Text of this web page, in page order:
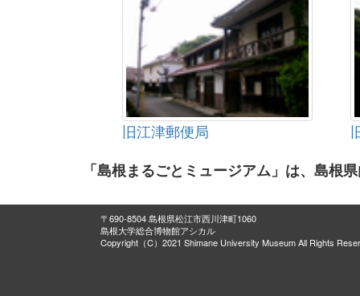
旧江津郵便局
「島根まるごとミュージアム」は、島根
〒690-8504 島根県松江市西川津町1060
島根大学総合博物館アシカル
Copyright（C）2021 Shimane University Museum All Rights